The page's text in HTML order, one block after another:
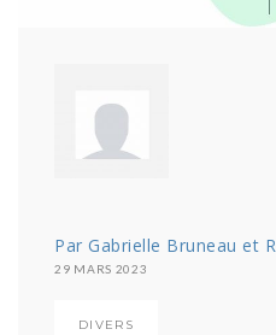
Par Gabrielle Bruneau et
29 MARS 2023
DIVERS